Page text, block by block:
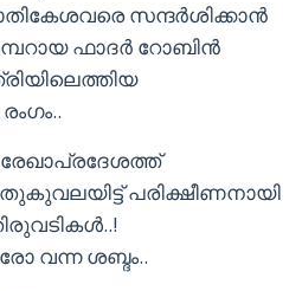
സന്ദർശിക്കാൻ
ഫാദർ റോബിൻ
പരിക്ഷീണനായി
വന്ന ശബ്ദം..